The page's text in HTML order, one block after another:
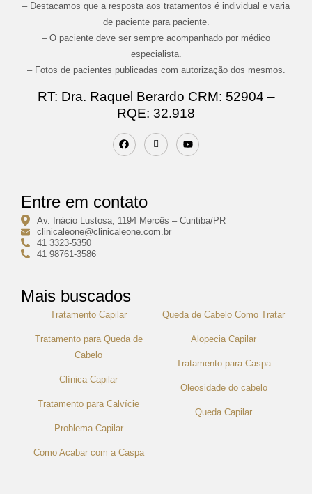
– Destacamos que a resposta aos tratamentos é individual e varia
de paciente para paciente.
– O paciente deve ser sempre acompanhado por médico
especialista.
– Fotos de pacientes publicadas com autorização dos mesmos.
RT: Dra. Raquel Berardo CRM: 52904 –
RQE: 32.918
Entre em contato
Av. Inácio Lustosa, 1194 Mercês – Curitiba/PR
clinicaleone@clinicaleone.com.br
41 3323-5350
41 98761-3586
Mais buscados
Tratamento Capilar
Tratamento para Queda de
Cabelo
Clínica Capilar
Tratamento para Calvície
Problema Capilar
Como Acabar com a Caspa
Queda de Cabelo Como Tratar
Alopecia Capilar
Tratamento para Caspa
Oleosidade do cabelo
Queda Capilar